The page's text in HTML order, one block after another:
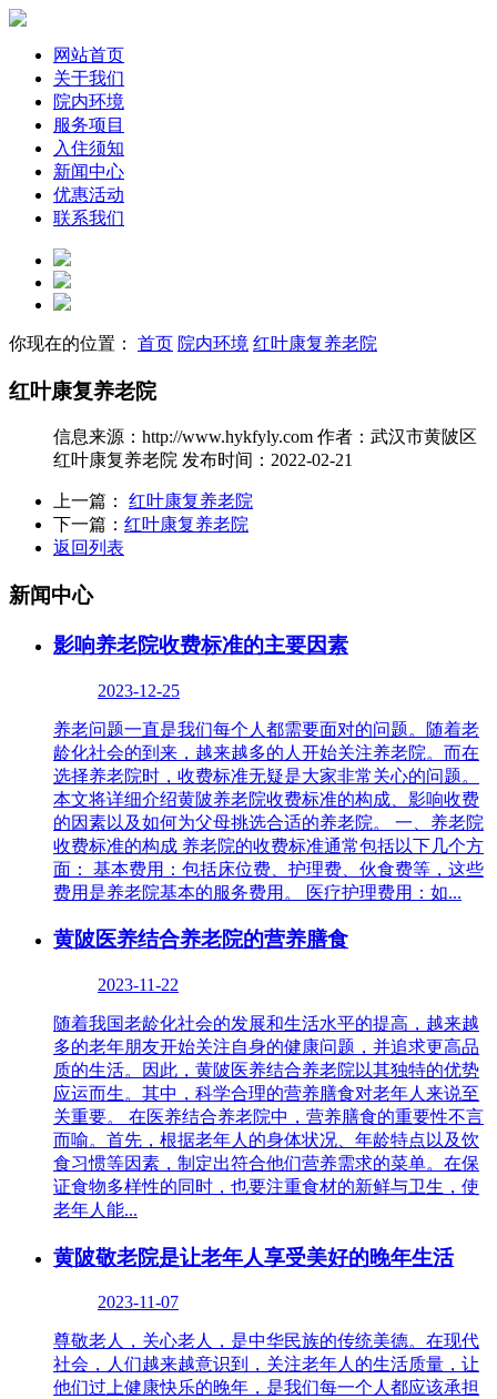
网站首页
关于我们
院内环境
服务项目
入住须知
新闻中心
优惠活动
联系我们
你现在的位置： 首页 院内环境 红叶康复养老院
红叶康复养老院
信息来源：http://www.hykfyly.com 作者：武汉市黄陂区
红叶康复养老院 发布时间：2022-02-21
上一篇： 红叶康复养老院
下一篇： 红叶康复养老院
返回列表
新闻中心
影响养老院收费标准的主要因素
2023-12-25
养老问题一直是我们每个人都需要面对的问题。随着老
龄化社会的到来，越来越多的人开始关注养老院。而在
选择养老院时，收费标准无疑是大家非常关心的问题。
本文将详细介绍黄陂养老院收费标准的构成、影响收费
的因素以及如何为父母挑选合适的养老院。 一、养老院
收费标准的构成 养老院的收费标准通常包括以下几个方
面： 基本费用：包括床位费、护理费、伙食费等，这些
费用是养老院基本的服务费用。 医疗护理费用：如...
黄陂医养结合养老院的营养膳食
2023-11-22
随着我国老龄化社会的发展和生活水平的提高，越来越
多的老年朋友开始关注自身的健康问题，并追求更高品
质的生活。因此，黄陂医养结合养老院以其独特的优势
应运而生。其中，科学合理的营养膳食对老年人来说至
关重要。 在医养结合养老院中，营养膳食的重要性不言
而喻。首先，根据老年人的身体状况、年龄特点以及饮
食习惯等因素，制定出符合他们营养需求的菜单。在保
证食物多样性的同时，也要注重食材的新鲜与卫生，使
老年人能...
黄陂敬老院是让老年人享受美好的晚年生活
2023-11-07
尊敬老人，关心老人，是中华民族的传统美德。在现代
社会，人们越来越意识到，关注老年人的生活质量，让
他们过上健康快乐的晚年，是我们每一个人都应该承担